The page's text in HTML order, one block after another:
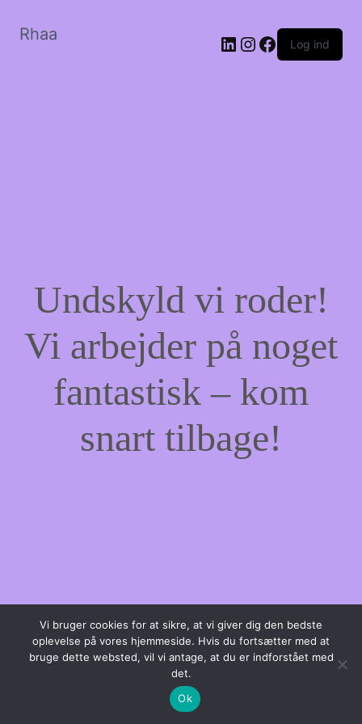
Rhaa LinkedIn
Instagram
Facebook
Log ind
Undskyld vi roder!
Vi arbejder på noget
fantastisk – kom
snart tilbage!
Vi bruger cookies for at sikre, at vi giver dig den bedste
oplevelse på vores hjemmeside. Hvis du fortsætter med at
bruge dette websted, vil vi antage, at du er indforstået med
det.
Ok